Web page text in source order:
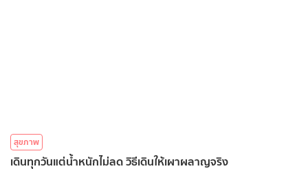
สุขภาพ
เดินทุกวันแต่น้ำหนักไม่ลด วิธีเดินให้เผาผลาญจริง